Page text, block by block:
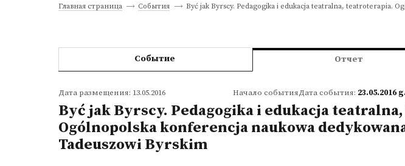
Главная страница События Być jak Byrscy. Pedagogika i edukacja teatralna, teatroterapia.
Событие Отчет
Дата размещения: 13.05.2016 Начало событияДата события: 23.05.2016
Być jak Byrscy. Pedagogika i edukacja
Ogólnopolska konferencja naukowa
Tadeuszowi Byrskim